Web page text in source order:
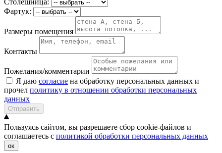
Фартук:
Размеры помещения
Контакты
Пожелания/комментарии
Я даю согласие на обработку персональных данных и
прочел политику в отношении обработки персональных
данных
Отправить
Пользуясь сайтом, вы разрешаете сбор cookie-файлов и
соглашаетесь с политикой обработки персональных данных
ок